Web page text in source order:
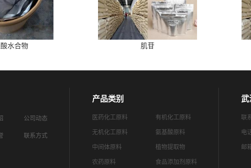
水合物 肌苷
公司动态
联系方式
产品类别
医药化工原料 有机化工原料
无机化工原料 氨基酸原料
中间体原料 植物提取物
农药原料 食品添加剂原料
武
联
电
邮